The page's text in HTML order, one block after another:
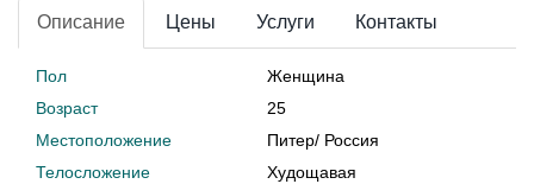
Описание Цены Услуги Контакты
Пол
Женщина
Возраст
25
Местоположение
Питер/ Россия
Телосложение
Худощавая